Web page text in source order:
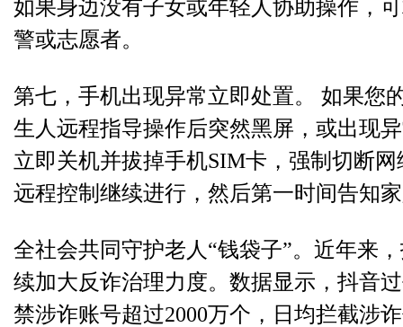
如果身边没有子女或年轻人协助操作，
警或志愿者。
第七，手机出现异常立即处置。 如果您
生人远程指导操作后突然黑屏，或出现
立即关机并拔掉手机SIM卡，强制切断
远程控制继续进行，然后第一时间告知
全社会共同守护老人“钱袋子”。近年来
续加大反诈治理力度。数据显示，抖音
禁涉诈账号超过2000万个，日均拦截涉